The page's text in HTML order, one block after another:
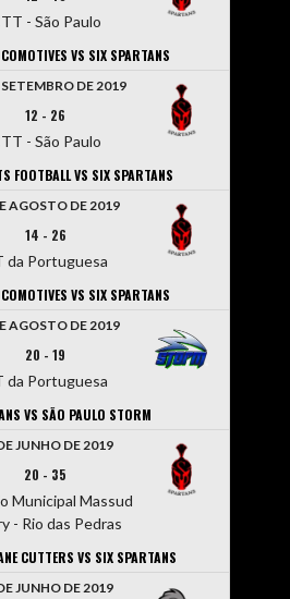
- São Paulo
VS SIX SPARTANS
DE 2019
12 - 26
- São Paulo
FOOTBALL VS SIX SPARTANS
AGOSTO DE 2019
14 - 26
da Portuguesa
VS SIX SPARTANS
AGOSTO DE 2019
20 -19
da Portuguesa
VS SÃO PAULO STORM
JUNHO DE 2019
20 - 35
Municipal Massud
- Rio das Pedras
CUTTERS VS SIX SPARTANS
JUNHO DE 2019